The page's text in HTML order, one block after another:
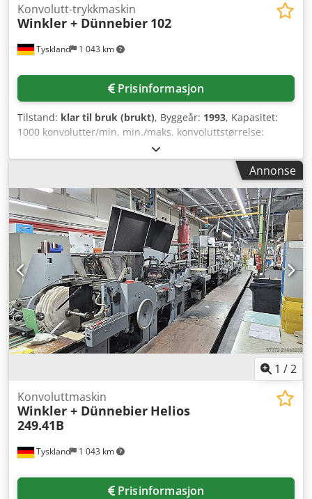
Tyskland 1 043 km
Konvolutt-trykkmaskin
Winkler + Dünnebier 102
Prisinformasjon
Tilstand: klar til bruk (brukt), Byggeår: 1993, Kapasitet:
1000 konvolutter/min, min./maks. konvoluttstørrelse:
90mm x 120mm / 176mm x 254mm. Rulleutvikling:
Contiweb. Banejusteringssystem: 1x BST. Trykkenheter:
5+0 eller 4+1 Doctor Blade. Blekkbeholdere: 4x Inkcan.
Blekkpumpe: 4x pneumatisk. Vindu-enhet: Tradisjonelle
stansemaskiner og klebepapir. Inkluderer over- og under-
risser, tidsstyrt smøre-enhet, lateks- og dekstrin-lukking,
infrarød tørking, elektronisk telleverk og overvåking. Djdpfx
Astqnuxop Djck
Annonse
1 /2
Tyskland 1 043 km
Konvoluttmaskin
Winkler + Dünnebier Helios
249.41B
Prisinformasjon